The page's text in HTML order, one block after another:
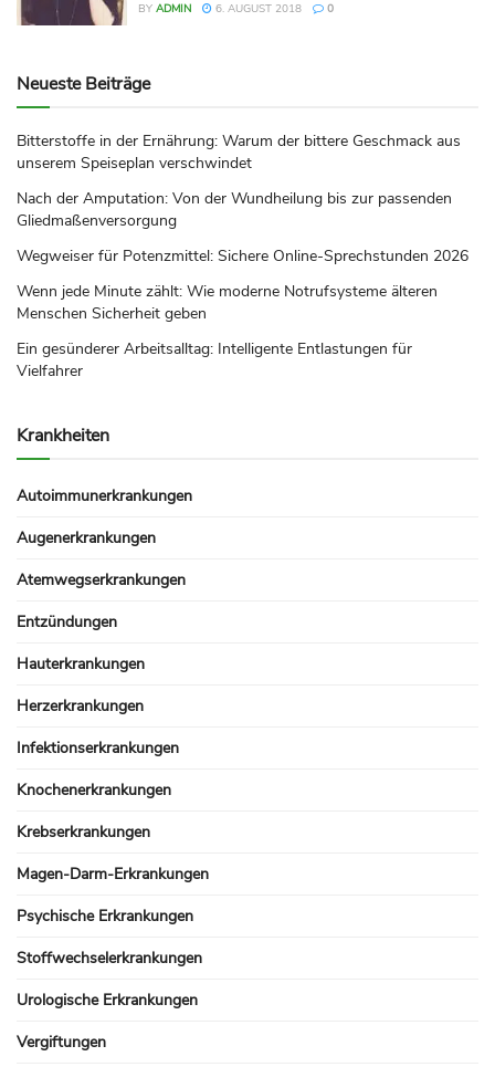
BY ADMIN 6. AUGUST 2018 0
Neueste Beiträge
Bitterstoffe in der Ernährung: Warum der bittere Geschmack aus
unserem Speiseplan verschwindet
Nach der Amputation: Von der Wundheilung bis zur passenden
Gliedmaßenversorgung
Wegweiser für Potenzmittel: Sichere Online-Sprechstunden 2026
Wenn jede Minute zählt: Wie moderne Notrufsysteme älteren
Menschen Sicherheit geben
Ein gesünderer Arbeitsalltag: Intelligente Entlastungen für
Vielfahrer
Krankheiten
Autoimmunerkrankungen
Augenerkrankungen
Atemwegserkrankungen
Entzündungen
Hauterkrankungen
Herzerkrankungen
Infektionserkrankungen
Knochenerkrankungen
Krebserkrankungen
Magen-Darm-Erkrankungen
Psychische Erkrankungen
Stoffwechselerkrankungen
Urologische Erkrankungen
Vergiftungen